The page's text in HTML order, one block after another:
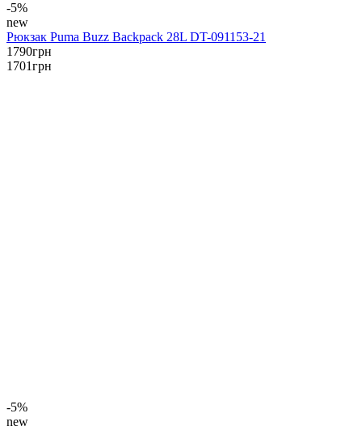
-5%
new
Рюкзак Puma Buzz Backpack 28L DT-091153-21
1790грн
1701грн
-5%
new